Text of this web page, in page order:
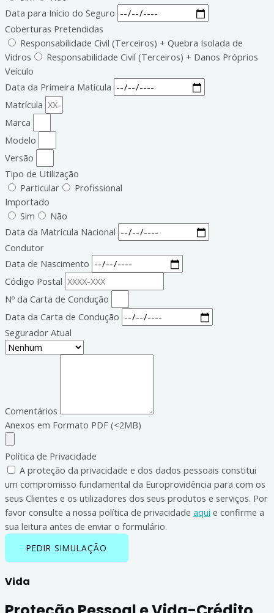
Data para Início do Seguro
Coberturas Pretendidas
Responsabilidade Civil (Terceiros) + Quebra Isolada de
Vidros
Responsabilidade Civil (Terceiros) + Danos Próprios
Veículo
Data da Primeira Matícula
Matrícula
Marca
Modelo
Versão
Tipo de Utilização
Particular
Profissional
Importado
Sim
Não
Data da Matrícula Nacional
Condutor
Data de Nascimento
Código Postal
Nº da Carta de Condução
Data da Carta de Condução
Segurador Atual
Comentários
Anexos em Formato PDF (<2MB)
Política de Privacidade
A proteção da privacidade e dos dados pessoais constitui
um compromisso fundamental da Europrovidência para com os
seus Clientes e os utilizadores dos seus produtos e serviços. Por
favor consulte a nossa política de privacidade aqui e confirme a
sua leitura antes de enviar o formulário.
PEDIR SIMULAÇÃO
Vida